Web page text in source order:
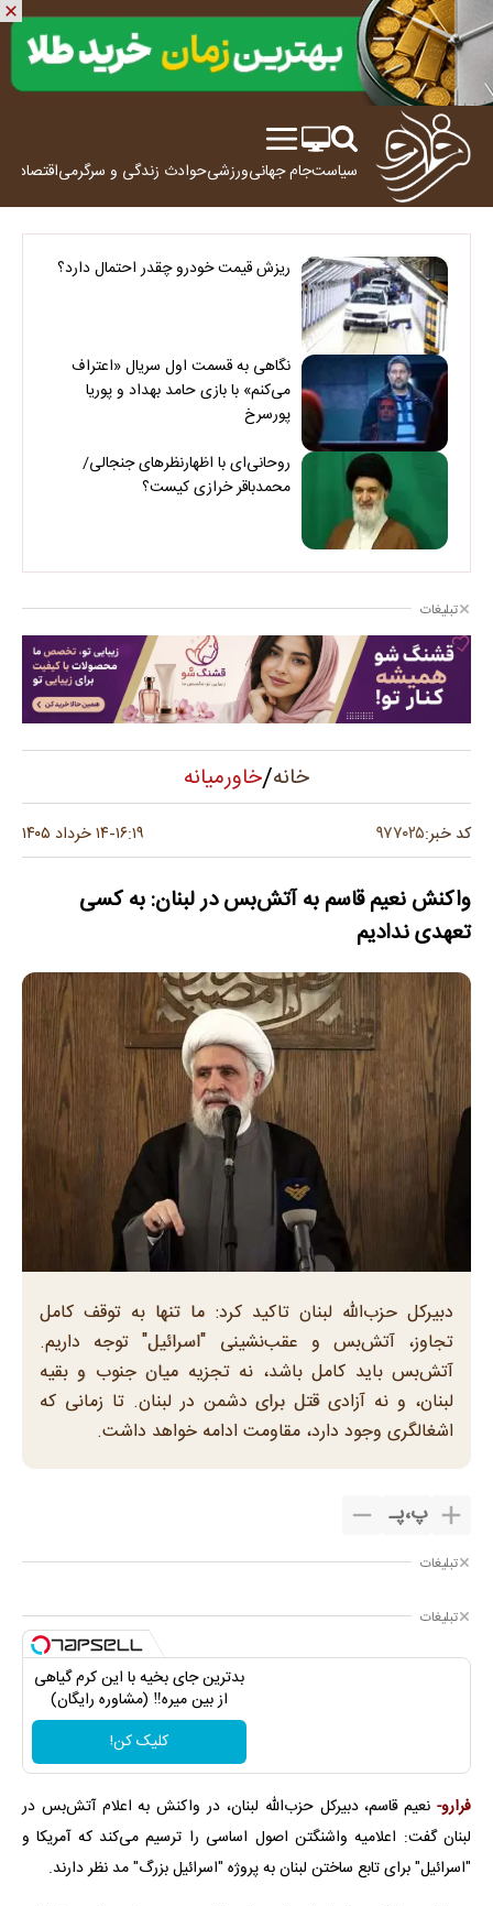
سیاستجام جهانیورزشیحوادث زندگی و سرگرمیاقتصاد
ریزش قیمت خودرو چقدر احتمال دارد؟
نگاهی به قسمت اول سریال «اعتراف
می‌کنم» با بازی حامد بهداد و پوریا
پورسرخ
روحانی‌ای با اظهارنظرهای جنجالی/
محمدباقر خرازی کیست؟
تبلیغات
خانه/خاورمیانه
کد خبر:۹۷۷۰۲۵ ۱۶:۱۹-۱۴ خرداد ۱۴۰۵
واکنش نعیم قاسم به آتش‌بس در لبنان: به کسی
تعهدی ندادیم
دبیرکل حزب‌الله لبنان تاکید کرد: ما تنها به توقف کامل
تجاوز، آتش‌بس و عقب‌نشینی "اسرائیل" توجه داریم.
آتش‌بس باید کامل باشد، نه تجزیه میان جنوب و بقیه
لبنان، و نه آزادی قتل برای دشمن در لبنان. تا زمانی که
اشغالگری وجود دارد، مقاومت ادامه خواهد داشت.
پ،پـ
تبلیغات
تبلیغات
بدترین جای بخیه با این کرم گیاهی
از بین میره‼️ (مشاوره رایگان)
کلیک کن!
فرارو- نعیم قاسم، دبیرکل حزب‌الله لبنان، در واکنش به اعلام آتش‌بس در
لبنان گفت: اعلامیه واشنگتن اصول اساسی را ترسیم می‌کند که آمریکا و
"اسرائیل" برای تابع ساختن لبنان به پروژه "اسرائیل بزرگ" مد نظر دارند.